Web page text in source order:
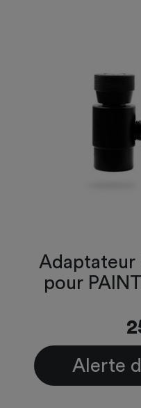
Adaptateur
pour
Alerte